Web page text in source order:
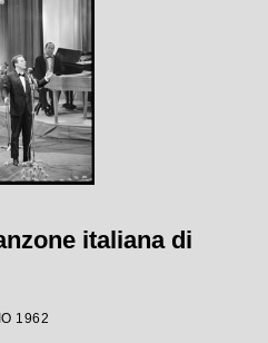
italiana di
1962